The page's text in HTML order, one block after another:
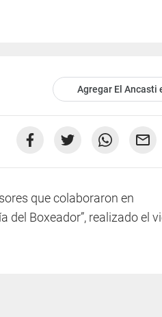
Agregar El Ancasti
que colaboraron en
Boxeador”, realizado el